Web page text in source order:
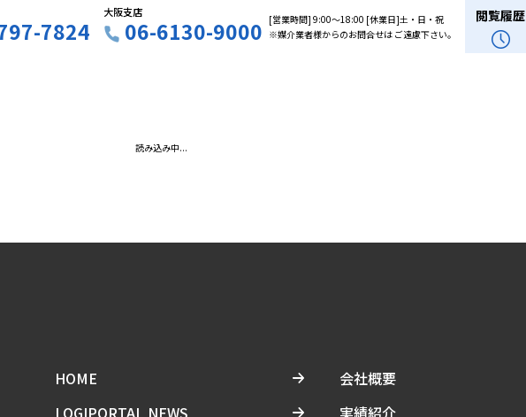
7824
大阪支店
06-6130-9000 [営業時間] 9:00〜18:00 [休業日]土・日・祝
※媒介業者様からのお問合せは ご遠慮下さい。
閲覧履歴
読み込み中...
HOME
LOGIPORTAL NEWS
会社概要
実績紹介